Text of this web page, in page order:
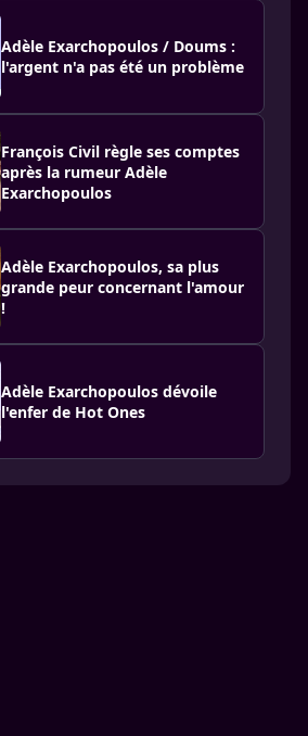
Adèle Exarchopoulos / Doums :
l'argent n'a pas été un problème
François Civil règle ses comptes
après la rumeur Adèle
Exarchopoulos
Adèle Exarchopoulos, sa plus
grande peur concernant l'amour
!
Adèle Exarchopoulos dévoile
l'enfer de Hot Ones